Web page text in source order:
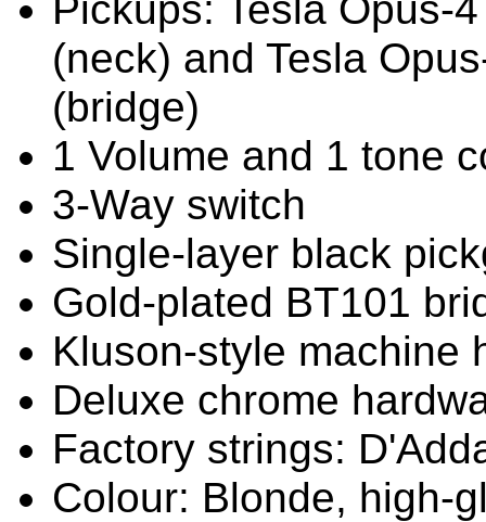
(neck) and Tesla
(bridge)
1 Volume and 1 tone
3-Way switch
Single-layer black
Gold-plated BT101
Kluson-style machine
Deluxe chrome
Factory strings:
Colour: Blonde, high-